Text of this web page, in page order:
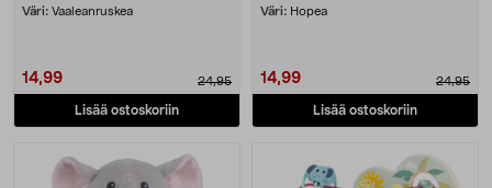
Väri: Vaaleanruskea
14,99 24,95
Lisää ostoskoriin
Väri: Hopea
14,99 24,95
Lisää ostoskoriin